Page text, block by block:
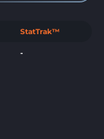
StatTrak™
-